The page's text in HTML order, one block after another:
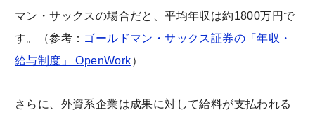
マン・サックスの場合だと、平均年収は約1800万円で
す。（参考： ゴールドマン・サックス証券の「年収・
給与制度」 OpenWork）
さらに、外資系企業は成果に対して給料が支払われる